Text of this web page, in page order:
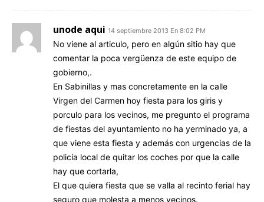
unode aqui 14 septiembre 2013 En 8:02 PM
No viene al articulo, pero en algún sitio hay que
comentar la poca vergüenza de este equipo de
gobierno,.
En Sabinillas y mas concretamente en la calle
Virgen del Carmen hoy fiesta para los giris y
porculo para los vecinos, me pregunto el programa
de fiestas del ayuntamiento no ha yerminado ya, a
que viene esta fiesta y además con urgencias de la
policía local de quitar los coches por que la calle
hay que cortarla,
El que quiera fiesta que se valla al recinto ferial hay
seguro que molesta a menos vecinos.